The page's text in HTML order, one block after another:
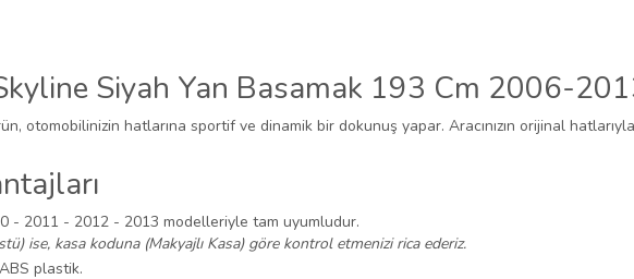
Siyah Yan Basamak 193 Cm 2006-
otomobilinizin hatlarına sportif ve dinamik bir dokunuş yapar. Aracınızın orijinal
- 2011 - 2012 - 2013 modelleriyle tam uyumludur.
ise, kasa koduna (Makyajlı Kasa) göre kontrol etmenizi rica ederiz.
plastik.